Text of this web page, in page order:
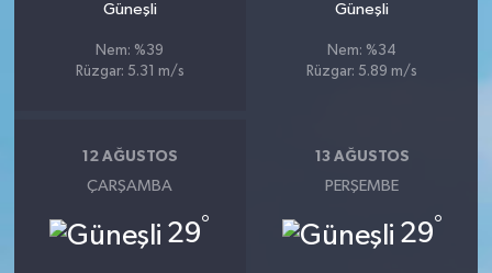
Güneşli
Nem: %39
Rüzgar: 5.31 m/s
Güneşli
Nem: %34
Rüzgar: 5.89 m/s
12 AĞUSTOS
ÇARŞAMBA
29°
13 AĞUSTOS
PERŞEMBE
29°